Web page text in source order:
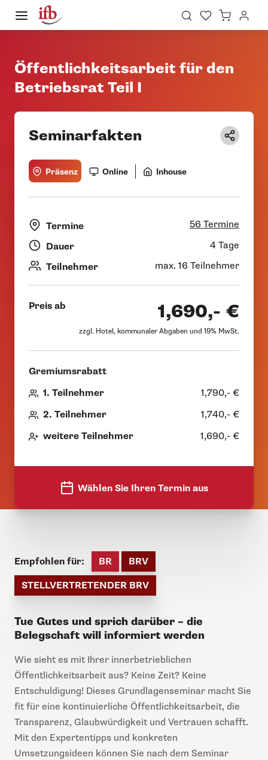
Öffentlichkeitsarbeit für den
Betriebsrat Teil I
Seminarfakten
Präsenz Online Inhouse
Termine
56 Termine
Dauer
4 Tage
Teilnehmer
max. 16 Teilnehmer
Preis ab 1,690,- €
zzgl. Hotel, kommunaler Abgaben und 19% MwSt.
Gremiumsrabatt
1. Teilnehmer
1,790,- €
2. Teilnehmer
1,740,- €
weitere Teilnehmer
1,690,- €
Wählen Sie Ihren Termin aus
Empfohlen für: BR
BRV
STELLVERTRETENDER BRV
Tue Gutes und sprich darüber – die
Belegschaft will informiert werden
Wie sieht es mit Ihrer innerbetrieblichen
Öffentlichkeitsarbeit aus? Keine Zeit? Keine
Entschuldigung! Dieses Grundlagenseminar macht Sie
fit für eine kontinuierliche Öffentlichkeitsarbeit, die
Transparenz, Glaubwürdigkeit und Vertrauen schafft.
Mit den Expertentipps und konkreten
Umsetzungsideen können Sie nach dem Seminar